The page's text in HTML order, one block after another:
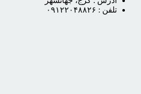
تلفن : ۰۹۱۲۲۰۴۸۸۲۶